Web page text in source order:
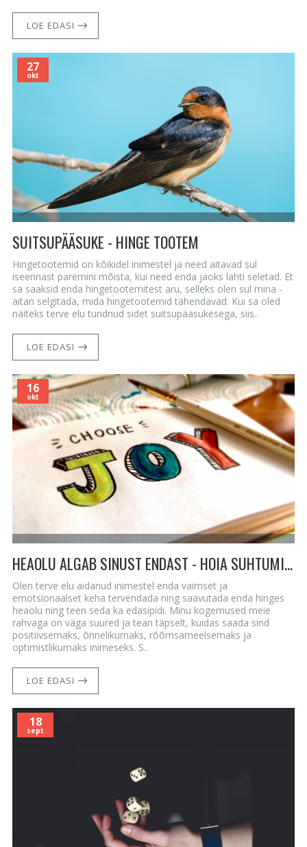
LOE EDASI
27
okt
SUITSUPÄÄSUKE - HINGE TOOTEM
Hingetootemid on kõikidel inimestel ja need aitavad sul
iseennast paremini mõista, kui need enda jaoks lahti seletad. Et
sa saaksid enda hingetootemitest aru, selleks olen sul mina -
aitan selgitada, mida hingetootemid tähendavad. Kui sa oled
näiteks terve elu tundnud sidet suitsupääsukesega, siis..
LOE EDASI
16
okt
HEAOLU ALGAB SINUST ENDAST - HOIA SUHTUMINE POSITIIVSENA JA OPTIMISTLIKUNA
Olen terve elu aidanud inimestel enda vaimset ja
emotsionaalset keha tervendada ning saavutada enda hinges
heaolu ning teen seda ka edasipidi. Minu kogemused meie
rahvaga on väga suured ja tean täpselt, kuidas saada sind
positiivsemaks, õnnelikumaks, rõõmsameelsemaks ja
optimistlikumaks inimeseks. S..
LOE EDASI
18
sept